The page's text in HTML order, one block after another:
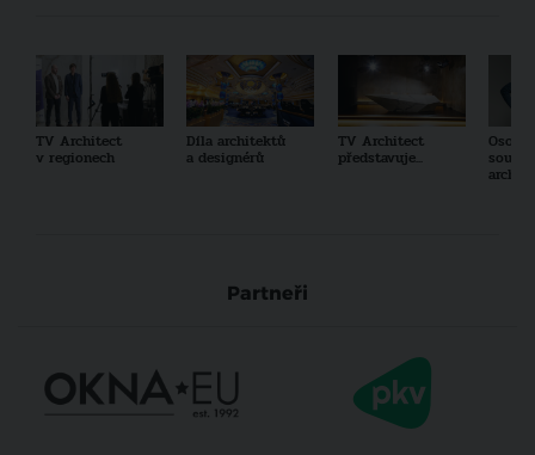
TV Architect
v regionech
Díla architektů
a designérů
TV Architect
představuje...
Partneři